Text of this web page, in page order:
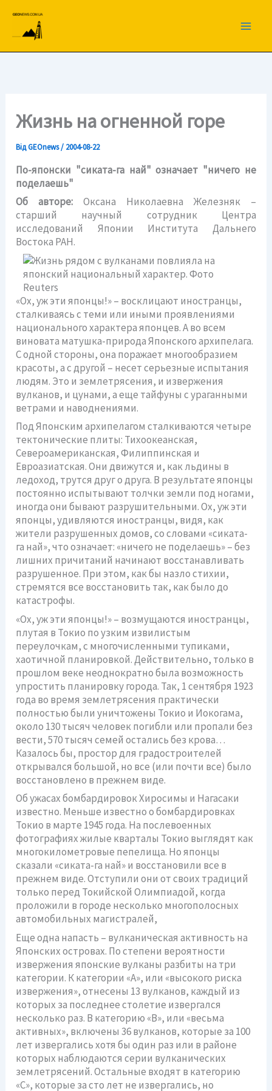
вмісту
Жизнь на огненной горе
ВідGEOnews/ 2004-08-22
По-японски "сиката-га най" означает "ничего не
поделаешь"
Об авторе: Оксана Николаевна Железняк –
старший научный сотрудник Центра
исследований Японии Института Дальнего
Востока РАН.
«Ох, уж эти японцы!» – восклицают иностранцы,
сталкиваясь с теми или иными проявлениями
национального характера японцев. А во всем
виновата матушка-природа Японского архипелага.
С одной стороны, она поражает многообразием
красоты, а с другой – несет серьезные испытания
людям. Это и землетрясения, и извержения
вулканов, и цунами, а еще тайфуны с ураганными
ветрами и наводнениями.
Под Японским архипелагом сталкиваются четыре
тектонические плиты: Тихоокеанская,
Североамериканская, Филиппинская и
Евроазиатская. Они движутся и, как льдины в
ледоход, трутся друг о друга. В результате японцы
постоянно испытывают толчки земли под ногами,
иногда они бывают разрушительными. Ох, уж эти
японцы, удивляются иностранцы, видя, как
жители разрушенных домов, со словами «сиката-
га най», что означает: «ничего не поделаешь» – без
лишних причитаний начинают восстанавливать
разрушенное. При этом, как бы назло стихии,
стремятся все восстановить так, как было до
катастрофы.
«Ох, уж эти японцы!» – возмущаются иностранцы,
плутая в Токио по узким извилистым
переулочкам, с многочисленными тупиками,
хаотичной планировкой. Действительно, только в
прошлом веке неоднократно была возможность
упростить планировку города. Так, 1 сентября 1923
года во время землетрясения практически
полностью были уничтожены Токио и Иокогама,
около 130 тысяч человек погибли или пропали без
вести, 570 тысяч семей остались без крова…
Казалось бы, простор для градостроителей
открывался большой, но все (или почти все) было
восстановлено в прежнем виде.
Об ужасах бомбардировок Хиросимы и Нагасаки
известно. Меньше известно о бомбардировках
Токио в марте 1945 года. На послевоенных
фотографиях жилые кварталы Токио выглядят как
многокилометровые пепелища. Но японцы
сказали «сиката-га най» и восстановили все в
прежнем виде. Отступили они от своих традиций
только перед Токийской Олимпиадой, когда
проложили в городе несколько многополосных
автомобильных магистралей,
Еще одна напасть – вулканическая активность на
Японских островах. По степени вероятности
извержения японские вулканы разбиты на три
категории. К категории «А», или «высокого риска
извержения», отнесены 13 вулканов, каждый из
которых за последнее столетие извергался
несколько раз. В категорию «В», или «весьма
активных», включены 36 вулканов, которые за 100
лет извергались хотя бы один раз или в районе
которых наблюдаются серии вулканических
землетрясений. Остальные входят в категорию
«С», которые за сто лет не извергались, но